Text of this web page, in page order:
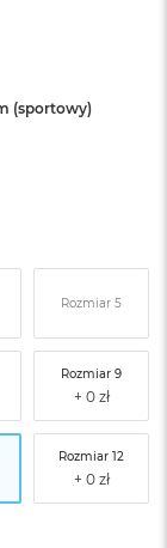
(sportowy)
Rozmiar 5
Rozmiar 9
Rozmiar 12